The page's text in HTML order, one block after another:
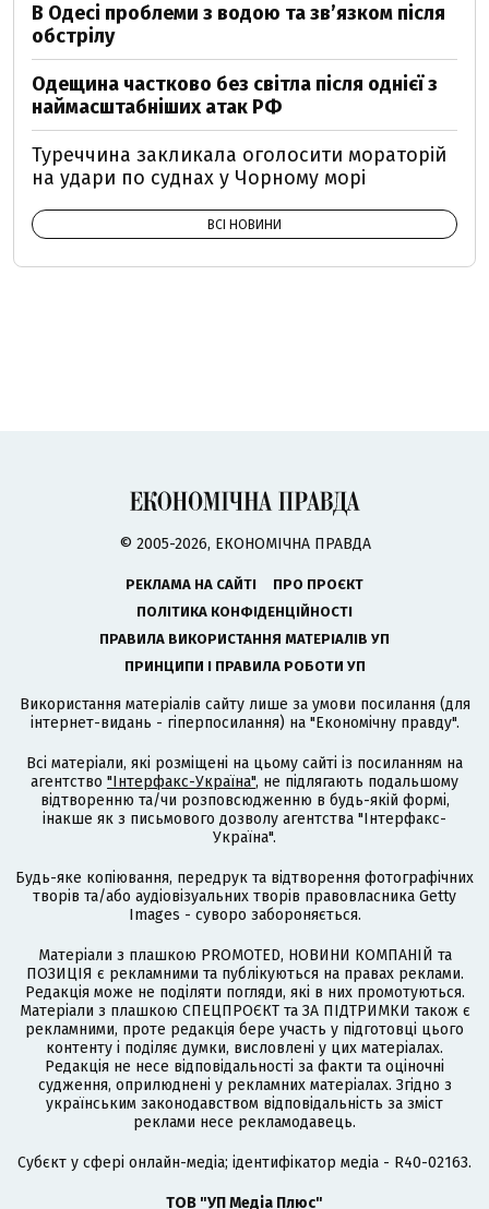
В Одесі проблеми з водою та звʼязком після
обстрілу
Одещина частково без світла після однієї з
наймасштабніших атак РФ
Туреччина закликала оголосити мораторій
на удари по суднах у Чорному морі
ВСІ НОВИНИ
© 2005-2026, ЕКОНОМІЧНА ПРАВДА
РЕКЛАМА НА САЙТІ
ПРО ПРОЄКТ
ПОЛІТИКА КОНФІДЕНЦІЙНОСТІ
ПРАВИЛА ВИКОРИСТАННЯ МАТЕРІАЛІВ УП
ПРИНЦИПИ І ПРАВИЛА РОБОТИ УП
Використання матеріалів сайту лише за умови посилання (для
інтернет-видань - гіперпосилання) на "Економічну правду".
Всі матеріали, які розміщені на цьому сайті із посиланням на
агентство "Інтерфакс-Україна", не підлягають подальшому
відтворенню та/чи розповсюдженню в будь-якій формі,
інакше як з письмового дозволу агентства "Інтерфакс-
Україна".
Будь-яке копіювання, передрук та відтворення фотографічних
творів та/або аудіовізуальних творів правовласника Getty
Images - суворо забороняється.
Матеріали з плашкою PROMOTED, НОВИНИ КОМПАНІЙ та
ПОЗИЦІЯ є рекламними та публікуються на правах реклами.
Редакція може не поділяти погляди, які в них промотуються.
Матеріали з плашкою СПЕЦПРОЄКТ та ЗА ПІДТРИМКИ також є
рекламними, проте редакція бере участь у підготовці цього
контенту і поділяє думки, висловлені у цих матеріалах.
Редакція не несе відповідальності за факти та оціночні
судження, оприлюднені у рекламних матеріалах. Згідно з
українським законодавством відповідальність за зміст
реклами несе рекламодавець.
Cубєкт у сфері онлайн-медіа; ідентифікатор медіа - R40-02163.
ТОВ "УП Медіа Плюс"